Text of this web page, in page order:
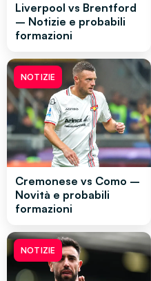
Liverpool vs Brentford
– Notizie e probabili
formazioni
NOTIZIE
Cremonese vs Como –
Novità e probabili
formazioni
NOTIZIE